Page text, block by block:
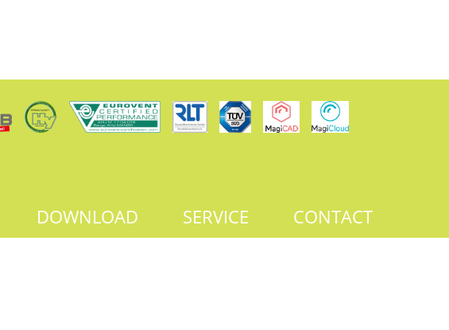
DOWNLOAD SERVICE CONTACT